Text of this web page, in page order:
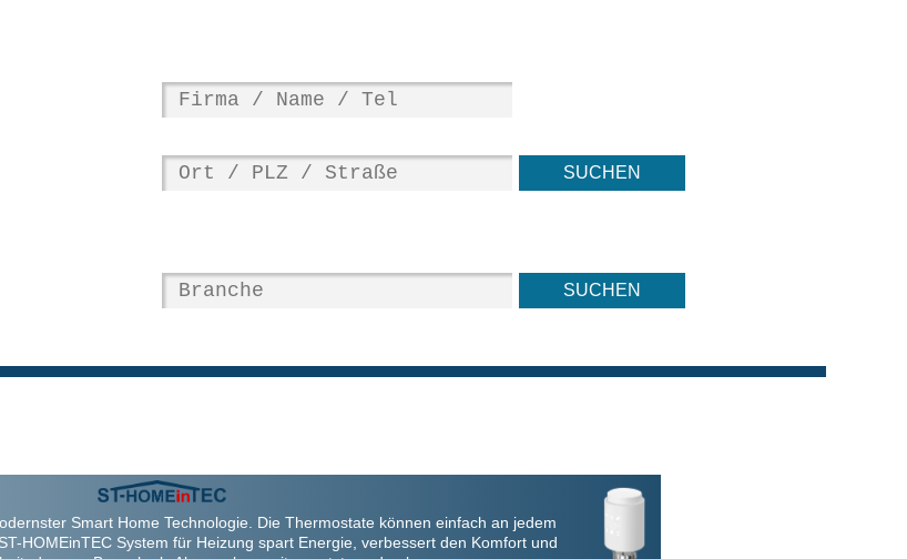
Smart Home Technologie. Die Thermostate können einfach an jedem
HOMEinTEC System für Heizung spart Energie, verbessert den Komfort und